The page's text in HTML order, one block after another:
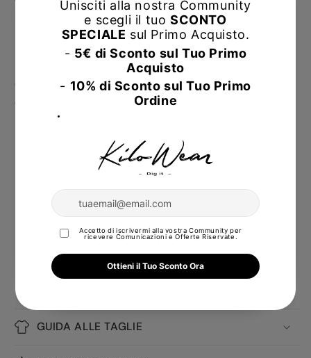
inverno, primavera e autunno.
Un pezzo unico nel suo genere, che racchiude
stile Adidas vintage USA
chi cerca un capo raro e di grande valore nel mondo
dello streetwear.
Logo ricamato frontale e posteriore
Maniche con polsini
Molla in vita
Outfit Inverno / Primavera / Autunno
Stile Sportivo / Streetwear
Vestibilità Regolare / Comoda
USA
GUIDA ALLE TAGLIE